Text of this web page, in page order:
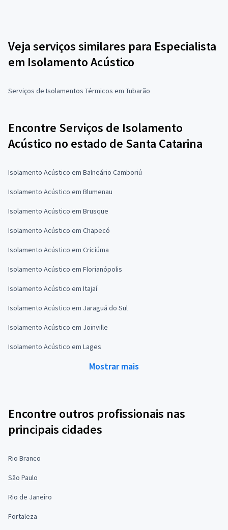
Veja serviços similares para Especialista
em Isolamento Acústico
Serviços de Isolamentos Térmicos em Tubarão
Encontre Serviços de Isolamento
Acústico no estado de Santa Catarina
Isolamento Acústico em Balneário Camboriú
Isolamento Acústico em Blumenau
Isolamento Acústico em Brusque
Isolamento Acústico em Chapecó
Isolamento Acústico em Criciúma
Isolamento Acústico em Florianópolis
Isolamento Acústico em Itajaí
Isolamento Acústico em Jaraguá do Sul
Isolamento Acústico em Joinville
Isolamento Acústico em Lages
Mostrar mais
Encontre outros profissionais nas
principais cidades
Rio Branco
São Paulo
Rio de Janeiro
Fortaleza